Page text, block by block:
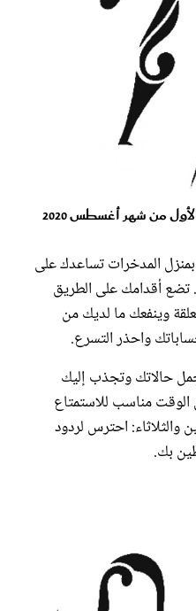
من شهر أغسطس 2020
المدخرات تساعدك على
أقدامك على الطريق
وينفعك ما لديك من
واحذر التسرع.
حالاتك وتجذب إليك
الوقت مناسب للاستمتاع
احترس لردود
بك.